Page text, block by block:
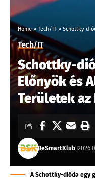
Home» Tech/IT » Schottky-dióda:
Tech/IT
Schottky-
Előnyök és
Területek
BeSmartKlub
A Schottky-dióda egy